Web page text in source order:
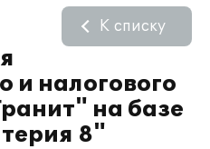
и налогового
на базе
8"
К списку